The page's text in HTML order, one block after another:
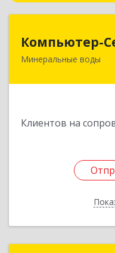
Компьютер-
Минеральные воды
Клиентов на
357202,